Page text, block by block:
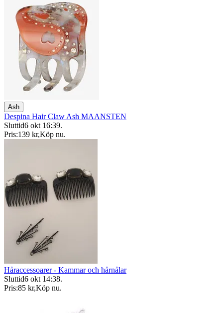
Ash
Despina Hair Claw Ash MAANSTEN
Sluttid6 okt 16:39.
Pris:139 kr,Köp nu.
Håraccessoarer - Kammar och hårnålar
Sluttid6 okt 14:38.
Pris:85 kr,Köp nu.